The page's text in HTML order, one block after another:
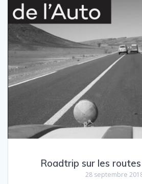
Roadtrip sur les
28 septembre